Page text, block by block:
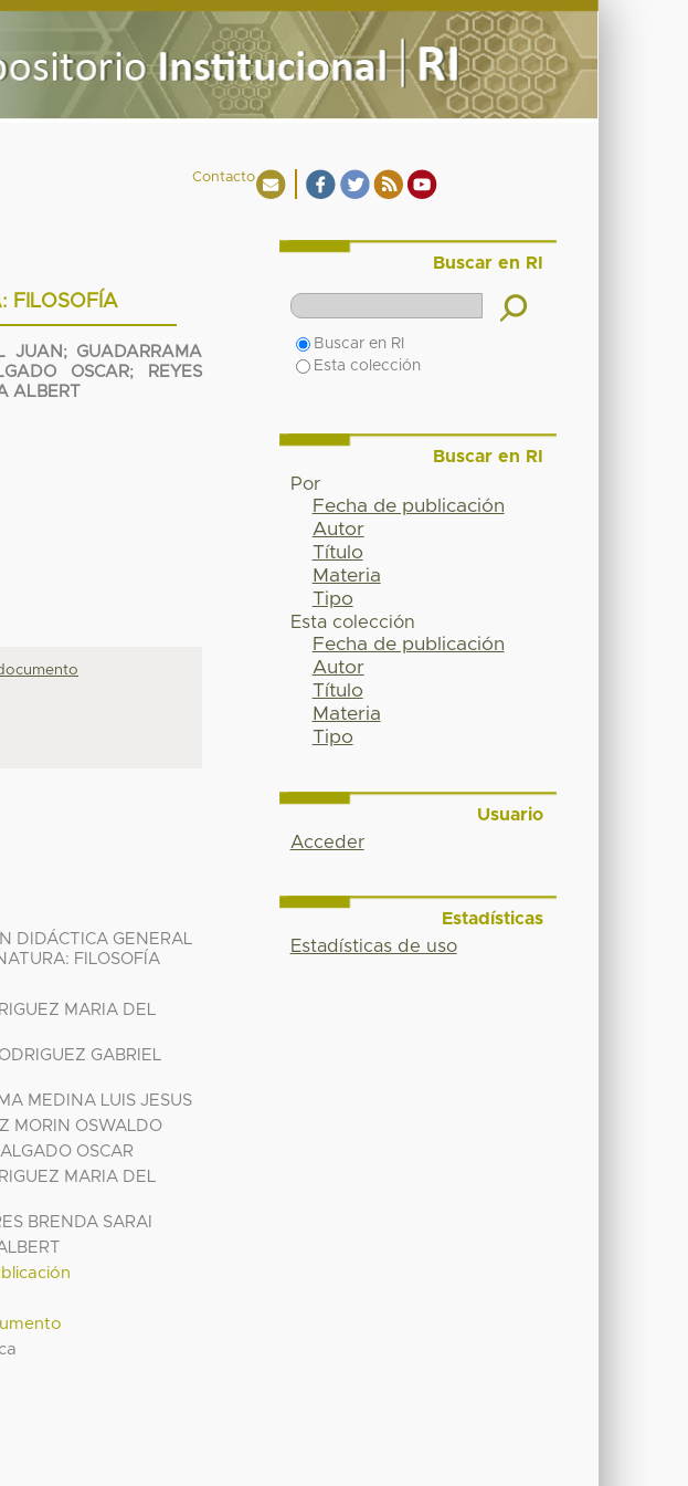
Contacto
FILOSOFÍA
JUAN ; GUADARRAMA
OSCAR;
REYES
ALBERT
DIDÁCTICA GENERAL
FILOSOFÍA
MARIA DEL
GABRIEL
MEDINA LUIS JESUS
MORIN OSWALDO
OSCAR
MARIA DEL
BRENDA SARAI
Buscar en RI
Buscar en RI
Esta colección
Buscar en RI
Por
Fecha de publicación
Autor
Título
Materia
Tipo
Esta colección
Fecha de publicación
Autor
Título
Materia
Tipo
Usuario
Acceder
Estadísticas
Estadísticas de uso